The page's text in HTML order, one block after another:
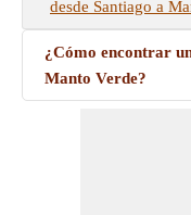
desde Santiago a
¿Cómo encontrar
Manto Verde?